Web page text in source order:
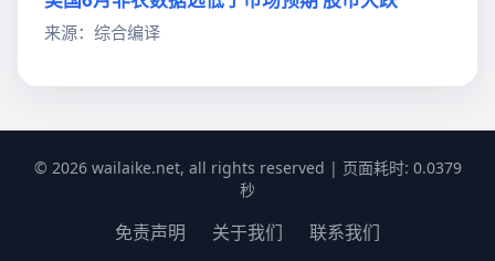
来源：综合编译
© 2026 wailaike.net, all rights reserved | 页面耗时: 0.0379
秒
免责声明 关于我们 联系我们